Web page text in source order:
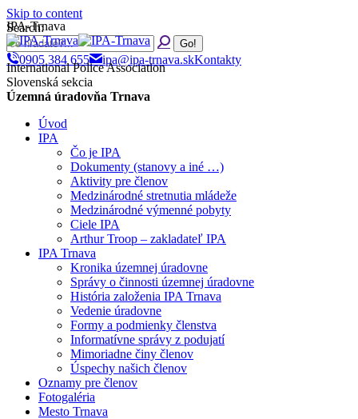
Skip to content
Search:
0905 384 655 ipa@ipa-trnava.skKontakty
IPA-Trnava
International Police Association
Slovenská sekcia
Územná úradovňa Trnava
Úvod
IPA
Čo je IPA
Dokumenty (stanovy a iné …)
Aktivity pre členov
Medzinárodné stretnutia mládeže
Medzinárodné výmenné pobyty
Ciele IPA
Arthur Troop – zakladateľ IPA
IPA Trnava
Kronika územnej úradovne
Správy o činnosti územnej úradovne
História založenia IPA Trnava
Vedenie úradovne
Formy a podmienky členstva
Informatívne správy z podujatí
Mimoriadne činy členov
Úspechy našich členov
Oznamy pre členov
Fotogaléria
Mesto Trnava